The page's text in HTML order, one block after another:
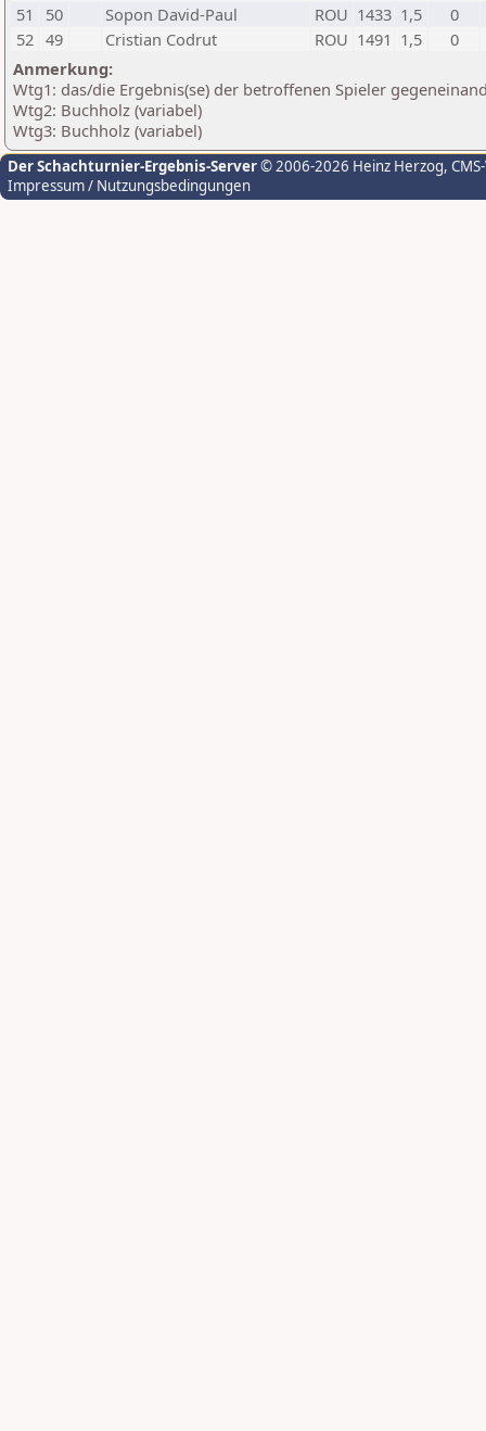
51 50 Sopon David-Paul ROU 1433 1,5
0
52 49 Cristian Codrut ROU 1491 1,5
0
Anmerkung:
Wtg1: das/die Ergebnis(se) der betroffenen Spieler
Wtg2: Buchholz (variabel)
Wtg3: Buchholz (variabel)
Der Schachturnier-Ergebnis-Server© 2006-2026 Heinz Herzog,
Impressum / Nutzungsbedingungen